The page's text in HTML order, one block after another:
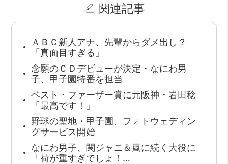
関連記事
ＡＢＣ新人アナ、先輩からダメ出し？
「真面目すぎる」
念願のＣＤデビューが決定・なにわ男
子、甲子園特番を担当
ベスト・ファーザー賞に元阪神・岩田稔
「最高です！」
野球の聖地・甲子園、フォトウェディン
グサービス開始
なにわ男子、関ジャニ＆嵐に続く大役に
「荷が重すぎでしょ！…